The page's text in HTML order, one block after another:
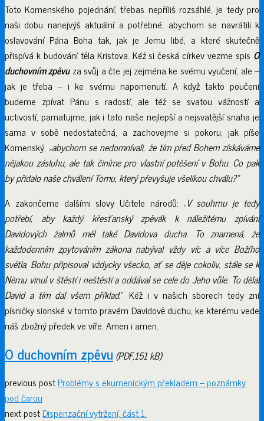
Toto Komenského pojednání, třebas nepříliš rozsáhlé, je tedy pro
naši dobu nanejvýš aktuální a potřebné, abychom se navrátili k
oslavování Pána Boha tak, jak je Jemu libé, a které skutečně
přispívá k budování těla Kristova. Kéž si česká církev vezme spis O
duchovním zpěvuza svůj a čte jej zejména ke svému vyučení, ale –
jak je třeba – i ke svému napomenutí. A když takto poučeni
budeme zpívat Pánu s radostí, ale též se svatou vážností a
uctivostí, pamatujme, jak i tato naše nejlepší a nejsvatější snaha je
sama v sobě nedostatečná, a zachovejme si pokoru, jak píše
Komenský,„abychom se nedomnívali, že tím před Bohem získáváme
nějakou zásluhu, ale tak činíme pro vlastní potěšení v Bohu. Co pak
by přidalo naše chválení Tomu, který převyšuje všelikou chválu?“
A zakončeme dalšími slovy Učitele národů: „V souhrnu je tedy
potřebí, aby každý křesťanský zpěvák k náležitému zpívání
Davidových žalmů měl také Davidova ducha. To znamená, že
každodenním zpytováním zákona nabýval vždy víc a více Božího
světla, Bohu připisoval vždycky všecko, ať se děje cokoliv, stále se k
Němu vinul v štěstí i neštěstí a oddával se cele do Jeho vůle. To dělal
David a tím dal všem příklad.“ Kéž i v našich sborech tedy zní
písničky sionské v tomto pravém Davidově duchu, ke kterému vede
náš zbožný předek ve víře. Amen i amen.
O duchovním zpěvu (PDF,151 kB)
previous postProblémy s ekumenickým překladem – poznámky
pod čarou
next postDispenzační vytržení, část 1.